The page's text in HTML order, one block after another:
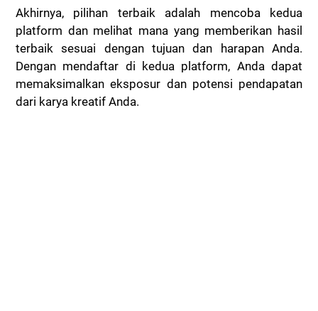
Akhirnya, pilihan terbaik adalah mencoba kedua
platform dan melihat mana yang memberikan hasil
terbaik sesuai dengan tujuan dan harapan Anda.
Dengan mendaftar di kedua platform, Anda dapat
memaksimalkan eksposur dan potensi pendapatan
dari karya kreatif Anda.